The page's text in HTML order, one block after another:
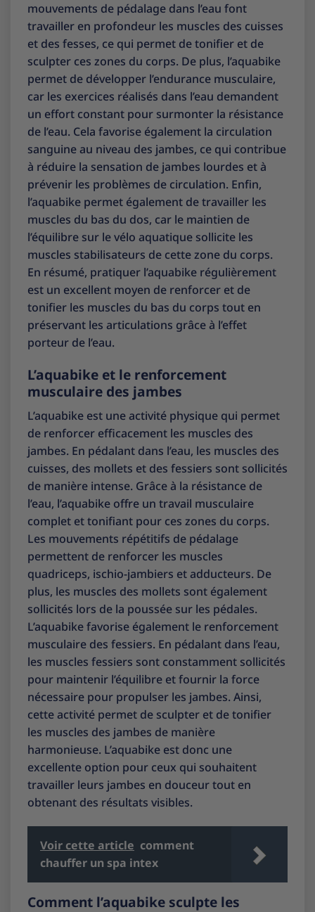
mouvements de pédalage dans l’eau font
travailler en profondeur les muscles des cuisses
et des fesses, ce qui permet de tonifier et de
sculpter ces zones du corps. De plus, l’aquabike
permet de développer l’endurance musculaire,
car les exercices réalisés dans l’eau demandent
un effort constant pour surmonter la résistance
de l’eau. Cela favorise également la circulation
sanguine au niveau des jambes, ce qui contribue
à réduire la sensation de jambes lourdes et à
prévenir les problèmes de circulation. Enfin,
l’aquabike permet également de travailler les
muscles du bas du dos, car le maintien de
l’équilibre sur le vélo aquatique sollicite les
muscles stabilisateurs de cette zone du corps.
En résumé, pratiquer l’aquabike régulièrement
est un excellent moyen de renforcer et de
tonifier les muscles du bas du corps tout en
préservant les articulations grâce à l’effet
porteur de l’eau.
L’aquabike et le renforcement
musculaire des jambes
L’aquabike est une activité physique qui permet
de renforcer efficacement les muscles des
jambes. En pédalant dans l’eau, les muscles des
cuisses, des mollets et des fessiers sont sollicités
de manière intense. Grâce à la résistance de
l’eau, l’aquabike offre un travail musculaire
complet et tonifiant pour ces zones du corps.
Les mouvements répétitifs de pédalage
permettent de renforcer les muscles
quadriceps, ischio-jambiers et adducteurs. De
plus, les muscles des mollets sont également
sollicités lors de la poussée sur les pédales.
L’aquabike favorise également le renforcement
musculaire des fessiers. En pédalant dans l’eau,
les muscles fessiers sont constamment sollicités
pour maintenir l’équilibre et fournir la force
nécessaire pour propulser les jambes. Ainsi,
cette activité permet de sculpter et de tonifier
les muscles des jambes de manière
harmonieuse. L’aquabike est donc une
excellente option pour ceux qui souhaitent
travailler leurs jambes en douceur tout en
obtenant des résultats visibles.
Voir cette article comment
chauffer un spa intex
Comment l’aquabike sculpte les